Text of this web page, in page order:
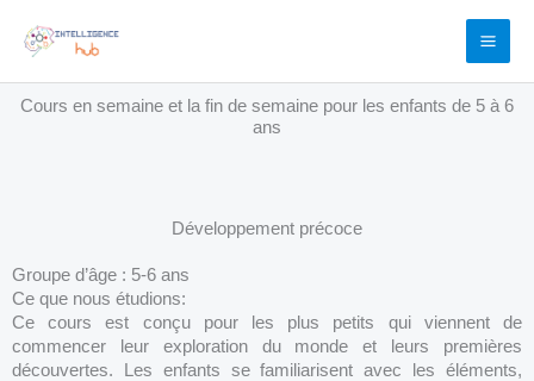
contenu
Cours en semaine et la fin de semaine pour les enfants de 5 à 6
ans
Développement précoce
Groupe d’âge : 5-6 ans
Ce que nous étudions:
Ce cours est conçu pour les plus petits qui viennent de
commencer leur exploration du monde et leurs premières
découvertes. Les enfants se familiarisent avec les éléments,